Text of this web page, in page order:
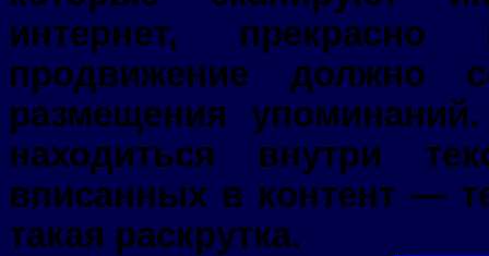
интернет,
продвижение должно
размещения
находиться внутри
вписанных в контент —
такая раскрутка.